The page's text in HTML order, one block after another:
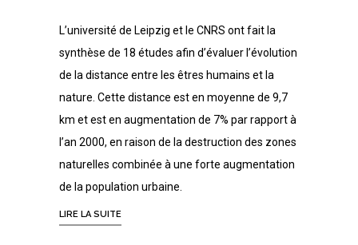
L’université de Leipzig et le CNRS ont fait la
synthèse de 18 études afin d’évaluer l’évolution
de la distance entre les êtres humains et la
nature. Cette distance est en moyenne de 9,7
km et est en augmentation de 7% par rapport à
l’an 2000, en raison de la destruction des zones
naturelles combinée à une forte augmentation
de la population urbaine.
LIRE LA SUITE